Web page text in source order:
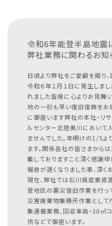
令和6年能登半島地震
弊社業務に関わるお知
日頃より弊社をご愛顧を賜り、
令和６年１月１日に発生しま
れました皆様に心よりお見舞
地の一刻も早い復旧復興をお
に御座います弊社の本社・リ
ルセンター北陸美川において
ませんでした。年明けの1/5よ
ます。関係各社の皆さまから
戴しておりますこと深く感謝申
報告が遅くなりました事、深く
現在、弊社では石川県産業資
登地区の震災復旧作業を行っ
災害廃棄物集積所作業として
集運搬業務、回収車両・30㎥
供などで御座います。